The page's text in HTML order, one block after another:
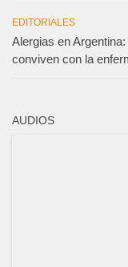
EDITORIALES
Alergias en
conviven con la
AUDIOS